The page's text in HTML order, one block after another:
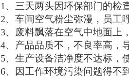
1、三天两头因环保部门的检
2、车间空气粉尘弥漫，员工
3、废料飘落在空气中地面上
4、产品品质不，不良率高，
5、生产设备洁净度不达标，
6、因工作环境污染问题得不